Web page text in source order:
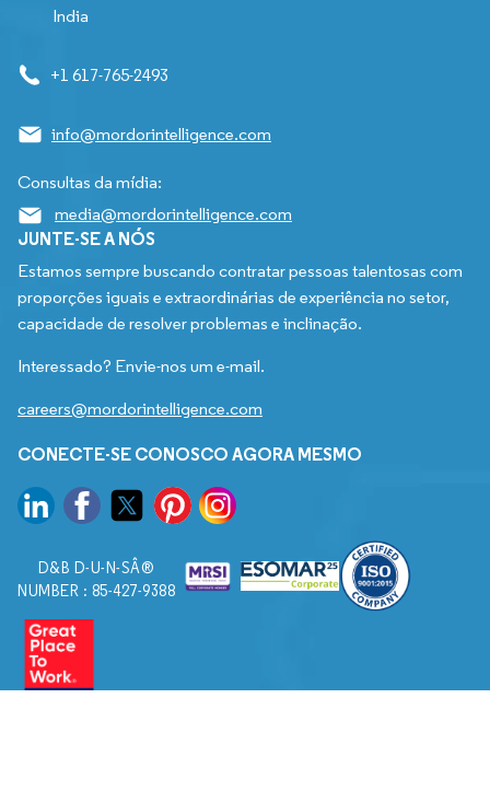
India
+1 617-765-2493
info@mordorintelligence.com
Consultas da mídia:
media@mordorintelligence.com
JUNTE-SE A NÓS
Estamos sempre buscando contratar pessoas talentosas com
proporções iguais e extraordinárias de experiência no setor,
capacidade de resolver problemas e inclinação.
Interessado? Envie-nos um e-mail.
careers@mordorintelligence.com
CONECTE-SE CONOSCO AGORA MESMO
D&B D-U-N-SÂ®
NUMBER : 85-427-9388